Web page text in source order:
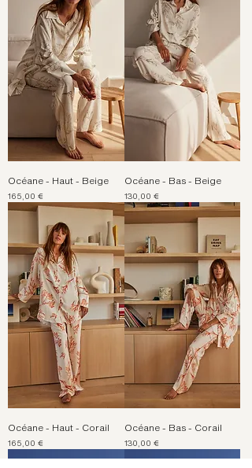
Océane - Haut - Beige
Prix
165,00 €
Océane - Bas - Beige
Prix
130,00 €
Océane - Haut - Corail
Prix
165,00 €
Océane - Bas - Corail
Prix
130,00 €